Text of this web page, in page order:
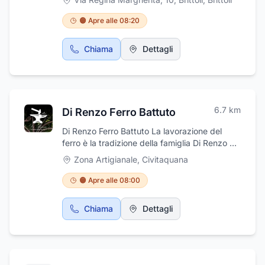
🟠 Apre alle 08:20
Chiama Dettagli
Di Renzo Ferro Battuto 6.7 km
Di Renzo Ferro Battuto La lavorazione del
ferro è la tradizione della famiglia Di Renzo da
oltre 40 anni, due sono le generazioni che si
sono succedute tramandando esperienza e
competenza sempre in evoluzione e crescita.
L'azienda Di Renzo è sempre stata fedele
all'idea di realizzare interamente tutte le
creazioni a mano. È la concezione che
portando avanti il valore dell'artigianalità e
Zona Artigianale, Civitaquana
🟠 Apre alle 08:00
Chiama Dettagli